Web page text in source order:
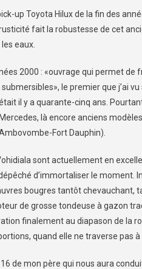
up Toyota Hilux de la fin des
fait la robustesse de cet
eaux.
2000 : «ouvrage qui permet de
le premier que j’ai
il y a quarante-cinq ans.
là encore anciens
Fort Dauphin).
sont actuellement en
d’immortaliser le moment.
bougres tantôt chevauchant,
de grosse tondeuse à gazon
finalement au diapason de la
quand elle ne traverse pas à
de mon père qui nous aura